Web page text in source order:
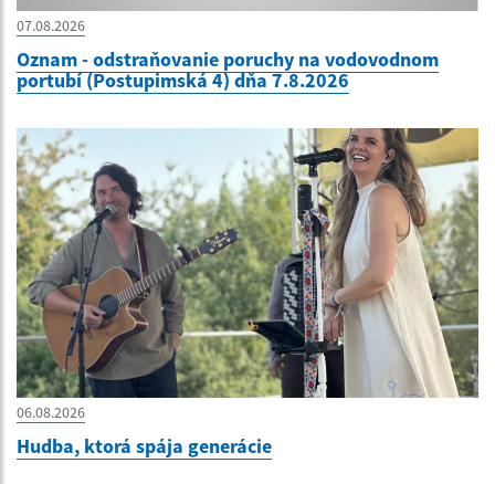
07.08.2026
Oznam - odstraňovanie poruchy na vodovodnom
portubí (Postupimská 4) dňa 7.8.2026
06.08.2026
Hudba, ktorá spája generácie